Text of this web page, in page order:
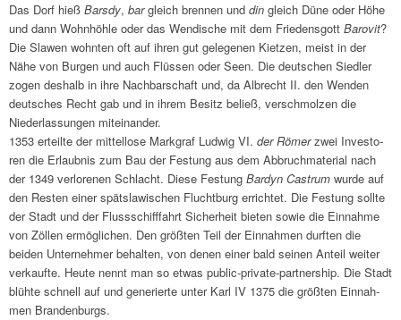
Das Dorf hieß Barsdy, bargleich bren­nen und din gleich Düne oder Höhe
und dann Wohn­höhle oder das Wendi­sche mit dem Frie­dens­gott Baro­vit?
Die Slawen wohn­ten oft auf ihren gut gele­ge­nen Kiet­zen, meist in der
Nähe von Burgen und auch Flüs­sen oder Seen. Die deut­schen Sied­ler
zogen deshalb in ihre Nach­bar­schaft und, da Albrecht II. den Wenden
deut­sches Recht gab und in ihrem Besitz beließ, verschmol­zen die
Nieder­las­sun­gen mitein­an­der.
1353 erteilte der mittel­lose Mark­graf Ludwig VI. der Römerzwei Inve­sto­
ren die Erlaub­nis zum Bau der Festung aus dem Abbruch­ma­te­rial nach
der 1349 verlo­re­nen Schlacht. Diese Festung Bardyn Castrum wurde auf
den Resten einer spät­sla­wi­schen Flucht­burg errich­tet. Die Festung sollte
der Stadt und der Fluss­schiff­fahrt Sicher­heit bieten sowie die Einnahme
von Zöllen ermög­li­chen. Den größ­ten Teil der Einnah­men durf­ten die
beiden Unter­neh­mer behal­ten, von denen einer bald seinen Anteil weiter
verkaufte. Heute nennt man so etwas public-private-part­ner­ship. Die Stadt
blühte schnell auf und gene­rierte unter Karl IV 1375 die größ­ten Einnah­
men Bran­den­burgs.